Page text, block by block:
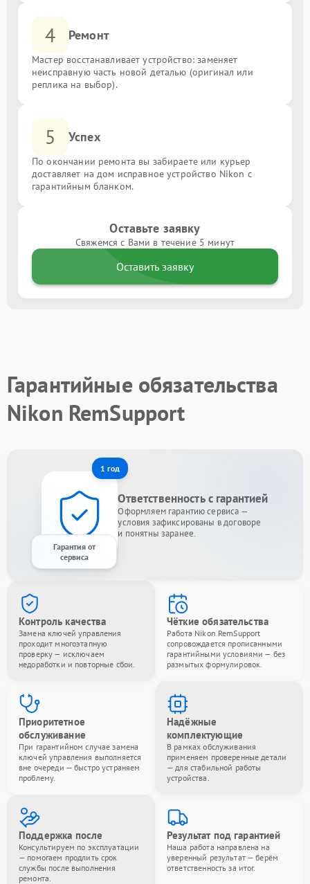
4 Ремонт
Мастер восстанавливает устройство: заменяет
неисправную часть новой деталью (оригинал или
реплика на выбор).
5 Успех
По окончании ремонта вы забираете или курьер
доставляет на дом исправное устройство Nikon с
гарантийным бланком.
Оставьте заявку
Свяжемся с Вами в течение 5 минут
Оставить заявку
Гарантийные обязательства
Nikon RemSupport
1 год
Гарантия от
сервиса
Ответственность с гарантией
Оформляем гарантию сервиса —
условия зафиксированы в договоре
и понятны заранее.
Контроль качества
Замена ключей управления
проходит многоэтапную
проверку — исключаем
недоработки и повторные сбои.
Чёткие обязательства
Работа Nikon RemSupport
сопровождается прописанными
гарантийными условиями — без
размытых формулировок.
Приоритетное
обслуживание
При гарантийном случае замена
ключей управления выполняется
вне очереди — быстро устраняем
проблему.
Надёжные
комплектующие
В рамках обслуживания
применяем проверенные детали
— для стабильной работы
устройства.
Поддержка после
Консультируем по эксплуатации
— помогаем продлить срок
службы после выполнения
ремонта.
Результат под гарантией
Наша работа направлена на
уверенный результат — берём
ответственность за итог.